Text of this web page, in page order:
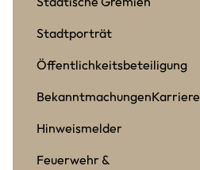
Stadtporträt
Öffentlichkeitsbeteiligung
BekanntmachungenKarriere
Hinweismelder
Feuerwehr &